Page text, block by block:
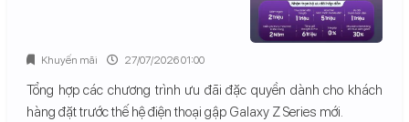
Tổng hợp các chương trình ưu đãi đặc quyền dành cho khách
hàng đặt trước thế hệ điện thoại gập Galaxy Z Series mới.
Khuyến mãi 27/07/2026 01:00